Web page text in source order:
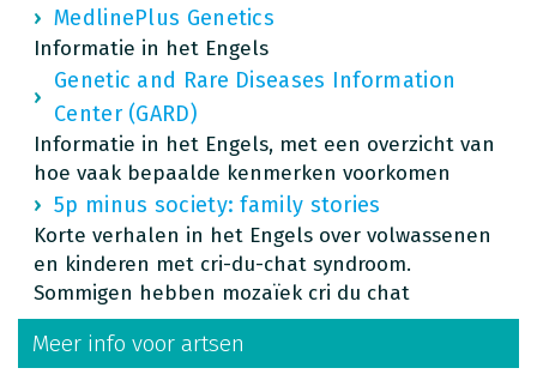
MedlinePlus Genetics
Informatie in het Engels
Genetic and Rare Diseases Information
Center (GARD)
Informatie in het Engels, met een overzicht van
hoe vaak bepaalde kenmerken voorkomen
5p minus society: family stories
Korte verhalen in het Engels over volwassenen
en kinderen met cri-du-chat syndroom.
Sommigen hebben mozaïek cri du chat
Meer info voor artsen